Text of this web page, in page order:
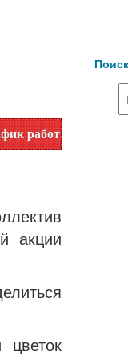
время
акции